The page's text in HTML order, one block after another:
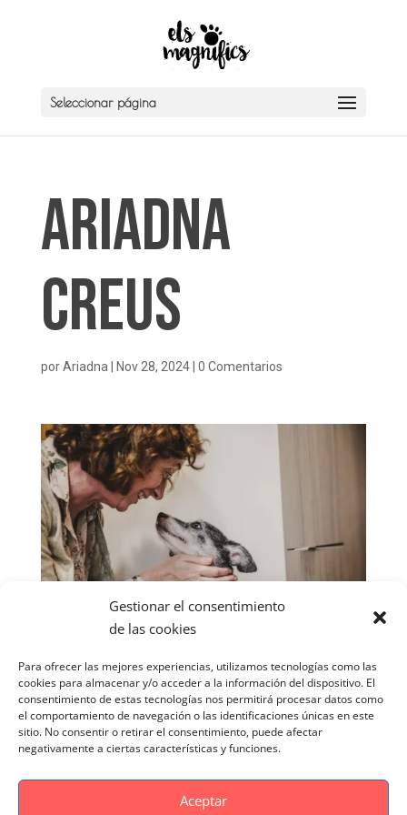
Gestionar el consentimiento
de las cookies
Para ofrecer las mejores experiencias, utilizamos tecnologías como las
cookies para almacenar y/o acceder a la información del dispositivo. El
consentimiento de estas tecnologías nos permitirá procesar datos como
el comportamiento de navegación o las identificaciones únicas en este
sitio. No consentir o retirar el consentimiento, puede afectar
negativamente a ciertas características y funciones.
Aceptar
Seleccionar página
Ariadna
Creus
porAriadna Nov 28, 2024| 0 Comentarios